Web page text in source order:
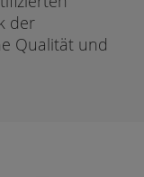
der
Qualität und